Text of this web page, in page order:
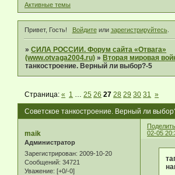
Активные темы
Привет, Гость! Войдитеили зарегистрируйтесь.
»СИЛА РОССИИ. Форум сайта «Отвага»
(www.otvaga2004.ru) » Вторая мировая
танкостроение. Верный ли выбор?-5
Советское танкостроение. Верный ли
Страница:« 1 25 26 27 28 29 30 31 »
02-05
maik
Администратор
Зарегистрирован: 2009-10-20
Сообщений: 34721
Уважение: [+0/-0]